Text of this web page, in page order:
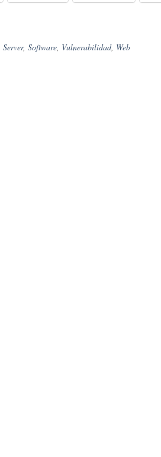
Server, Software, Vulnerabilidad, Web